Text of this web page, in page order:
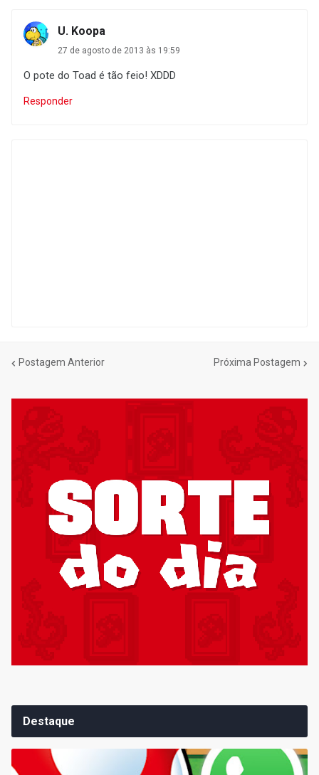
U. Koopa
27 de agosto de 2013 às 19:59
O pote do Toad é tão feio! XDDD
Responder
Postagem Anterior Próxima Postagem
Destaque